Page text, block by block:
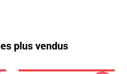
plus vendus